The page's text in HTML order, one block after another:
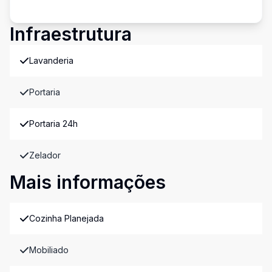
Infraestrutura
Lavanderia
Portaria
Portaria 24h
Zelador
Mais informações
Cozinha Planejada
Mobiliado